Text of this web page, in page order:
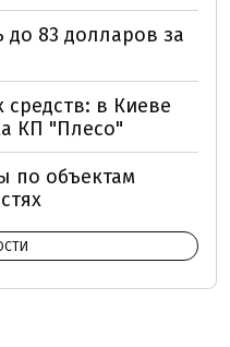
83 долларов за
в Киеве
КП "Плесо"
по объектам